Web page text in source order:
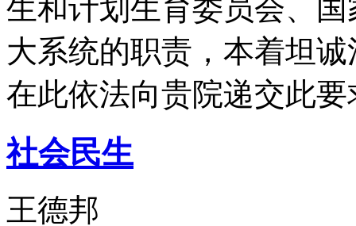
生和计划生育委员会、
大系统的职责，本着坦
在此依法向贵院递交此要
社会民生
王德邦